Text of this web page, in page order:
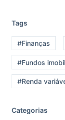
Tags
#Finanças
#Fundos
#Renda
Categorias